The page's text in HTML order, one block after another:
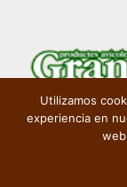
Utilizamos
experiencia en